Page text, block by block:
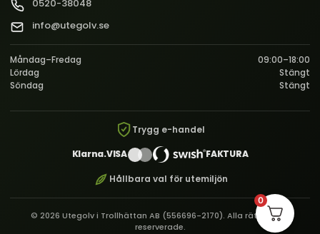
0520-38048
info@utegolv.se
Måndag–Fredag
09:00–18:00
Lördag
Stängt
Söndag
Stängt
Trygg e-handel
Klarna.VISA FAKTURA
Hållbara val för utemiljön
© 2026 Utegolv i Trollhättan AB (556696-2170). Alla rättigheter
reserverade.
0